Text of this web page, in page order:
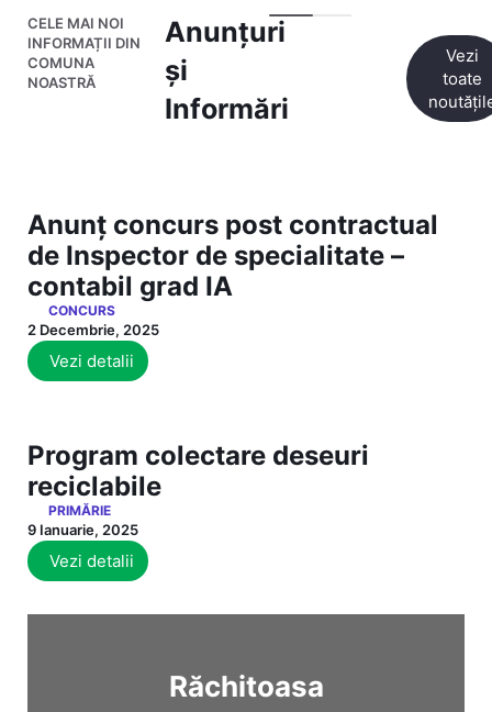
CELE MAI NOI
INFORMAȚII DIN
COMUNA
NOASTRĂ
Anunțuri
și
Informări
Vezi
toate
Anunț concurs post contractual
de Inspector de specialitate –
contabil grad IA
CONCURS
2 Decembrie, 2025
Vezi detalii
Program colectare deseuri
reciclabile
PRIMĂRIE
9 Ianuarie, 2025
Vezi detalii
Răchitoasa